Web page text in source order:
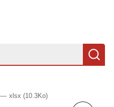
xlsx (10.3Ko)